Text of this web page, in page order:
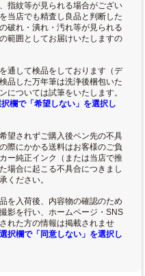
指紋等が見られる場合がござい
当店でも精査し良品と判断した
破れ・潰れ・汚れ等が見られる
範囲としてお届けいたしますの
通して検品をしております（デ
品した万年筆は洗浄後梱包いた
については試筆をいたします。
欄で「希望しない」を選択し
望されずご購入後ペン先の不具
際にかかる送料はお客様のご負
ー純正インク（または当店で推
場合に起こる不具合につきまし
ください。
を入荷後、内容物の確認のため
影を行い、ホームページ・SNS
れた方の情報は掲載されませ
択欄で「同意しない」を選択し